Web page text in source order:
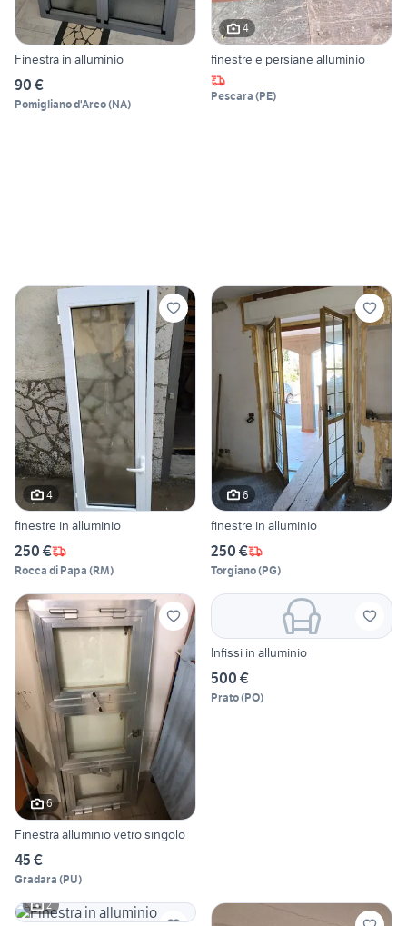
Finestra in alluminio
90 €
Pomigliano d'Arco(NA)
4
finestre e persiane alluminio
Pescara (PE)
4
finestre in alluminio
250 €
Rocca di Papa (RM)
6
finestre in alluminio
250 €
Torgiano(PG)
6
Finestra alluminio vetro singolo
45 €
Gradara (PU)
Infissi in alluminio
500 €
Prato(PO)
2